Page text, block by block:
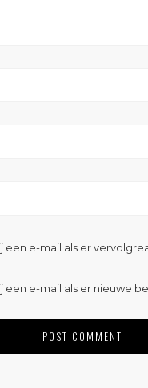
een e-mail als er
een e-mail als er nieuwe